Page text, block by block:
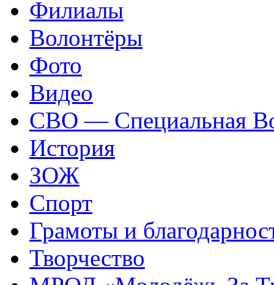
Филиалы
Волонтёры
Фото
Видео
СВО — Специальная
История
ЗОЖ
Спорт
Грамоты и
Творчество